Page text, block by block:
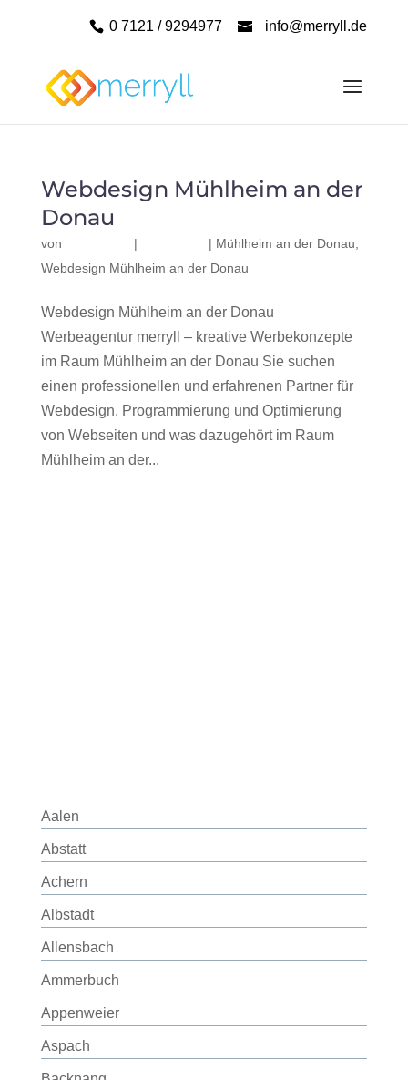
0 7121 / 9294977 info@merryll.de
Webdesign Mühlheim an der
Donau
von | | Mühlheim an der Donau
Webdesign Mühlheim an der Donau
Webdesign Mühlheim an der Donau
Werbeagentur merryll – kreative Werbekonzepte
im Raum Mühlheim an der Donau Sie suchen
einen professionellen und erfahrenen Partner für
Webdesign, Programmierung und Optimierung
von Webseiten und was dazugehört im Raum
Mühlheim an der...
Aalen
Abstatt
Achern
Albstadt
Allensbach
Ammerbuch
Appenweier
Aspach